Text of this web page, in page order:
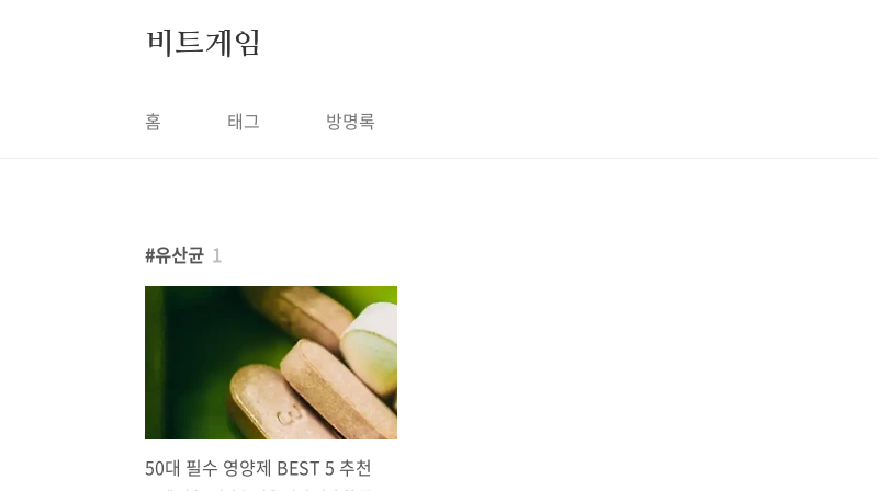
비트게임
홈 태그 방명록
유산균 1
50대 필수 영양제 BEST 5 추천